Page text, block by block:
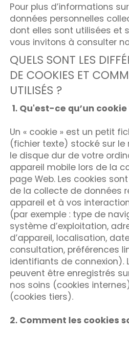
Pour plus d’informations
données personnelles
dont elles sont utilisées et
vous invitons à consulter
QUELS SONT LES
DE COOKIES ET
UTILISÉS ?
1. Qu'est-ce qu’un cookie
Un « cookie » est un petit
(fichier texte) stocké sur le
le disque dur de votre
appareil mobile lors de la
page Web. Les cookies
de la collecte de données
appareil et à vos
(par exemple : type de
système d’exploitation,
d’appareil, localisation,
consultation, préférences
identifiants de connexion).
peuvent être enregistrés
nos soins (cookies
(cookies tiers).
2. Comment les cookies